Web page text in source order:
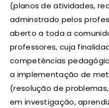
(planos de atividades,
adminstrado pelos
aberto a toda a
professores, cuja
competências
a implementação de
(resolução de
em investigação,